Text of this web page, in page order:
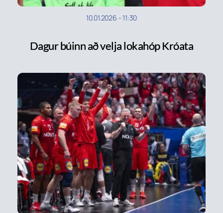
10.01.2026 -11:30
Dagur búinn að velja lokahóp Króata